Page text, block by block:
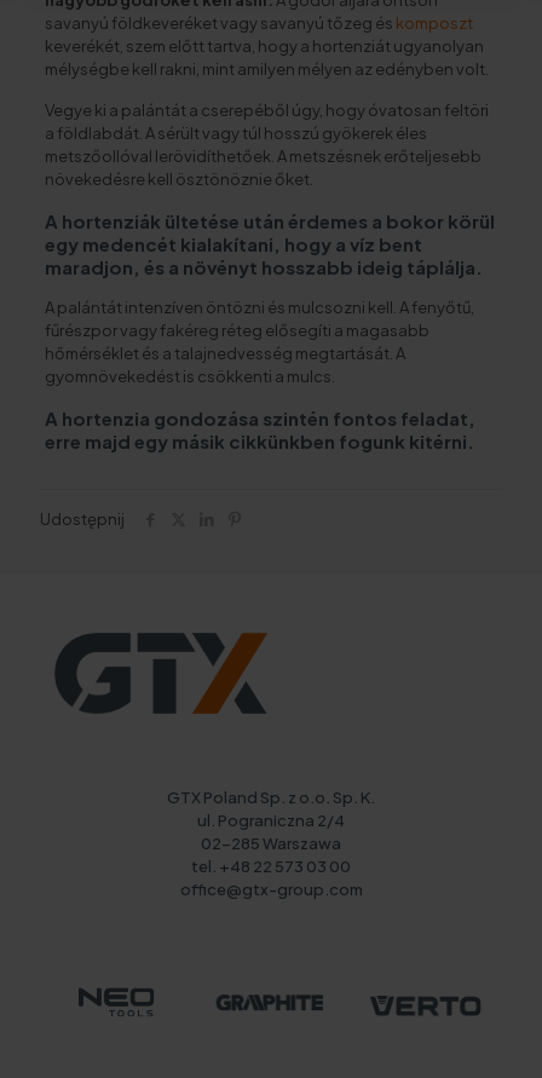
savanyú földkeveréket vagy savanyú tőzeg és komposzt
keverékét, szem előtt tartva, hogy a hortenziát ugyanolyan
mélységbe kell rakni, mint amilyen mélyen az edényben volt.
Vegye ki a palántát a cserepéből úgy, hogy óvatosan feltöri
a földlabdát. A sérült vagy túl hosszú gyökerek éles
metszőollóval lerövidíthetőek. A metszésnek erőteljesebb
növekedésre kell ösztönöznie őket.
A hortenziák ültetése után érdemes a bokor körül
egy medencét kialakítani, hogy a víz bent
maradjon, és a növényt hosszabb ideig táplálja.
A palántát intenzíven öntözni és mulcsozni kell. A fenyőtű,
fűrészpor vagy fakéreg réteg elősegíti a magasabb
hőmérséklet és a talajnedvesség megtartását. A
gyomnövekedést is csökkenti a mulcs.
A hortenzia gondozása szintén fontos feladat,
erre majd egy másik cikkünkben fogunk kitérni.
Udostępnij
GTX Poland Sp. z o.o. Sp. K.
ul. Pograniczna 2/4
02-285 Warszawa
tel. +48 22 573 03 00
office@gtx-group.com